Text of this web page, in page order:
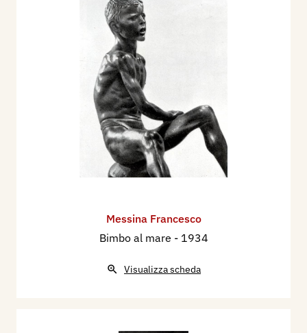
Messina Francesco
Bimbo al mare - 1934
Visualizza scheda